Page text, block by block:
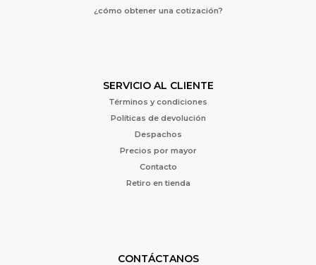
¿cómo obtener una cotización?
SERVICIO AL CLIENTE
Términos y condiciones
Políticas de devolución
Despachos
Precios por mayor
Contacto
Retiro en tienda
CONTÁCTANOS